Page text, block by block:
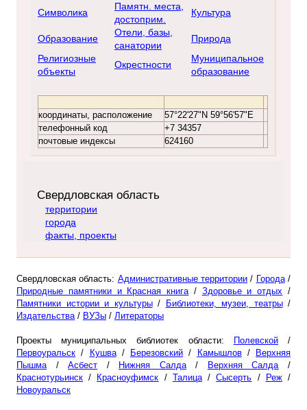
Символика
Памятн. места,
достоприм.
Культура
Образование
Отели, базы,
санатории
Природа
Религиозные
объекты
Окрестности
Муниципальное
образование
координаты, расположение
57°22'27"N 59°56'57"E
телефонный код
+7 34357
почтовые индексы
624160
Свердловская область
территории
города
факты, проекты
Свердловская область: Административные территории / Города/
Природные памятники и Красная книга/ Здоровье и отдых /
Памятники истории и культуры/ Библиотеки, музеи, театры/
Издательства/ ВУЗы / Литераторы
Проекты муниципальных библиотек области: Полевской/
Первоуральск / Кушва/ Березовский / Камышлов/
Верхняя
Пышма/Асбест / Нижняя Салда/ Верхняя Салда/
Краснотурьинск / Красноуфимск / Талица/Сысерть / Реж/
Новоуральск